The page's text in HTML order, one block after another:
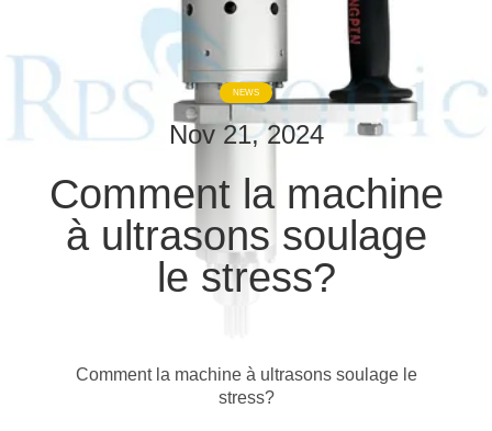
VISITE
D'USINE
QUALITÉ
NEWS
Nov 21, 2024
Comment la machine
à ultrasons soulage
le stress?
Comment la machine à ultrasons soulage le
stress?